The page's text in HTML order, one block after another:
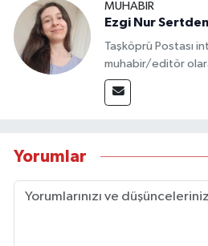
MUHABİR
Ezgi Nur
Taşköprü Postası
muhabir/editör
Yorumlar